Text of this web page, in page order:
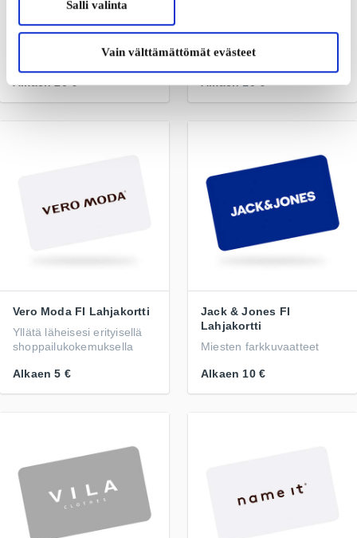
Salli valinta
Vain välttämättömät evästeet
Muotia koko perheelle
Alkaen 20 €
verkkokaupoille
Alkaen 10 €
Vero Moda FI Lahjakortti
Yllätä läheisesi erityisellä
shoppailukokemuksella
Alkaen 5 €
Jack & Jones FI
Lahjakortti
Miesten farkkuvaatteet
Alkaen 10 €